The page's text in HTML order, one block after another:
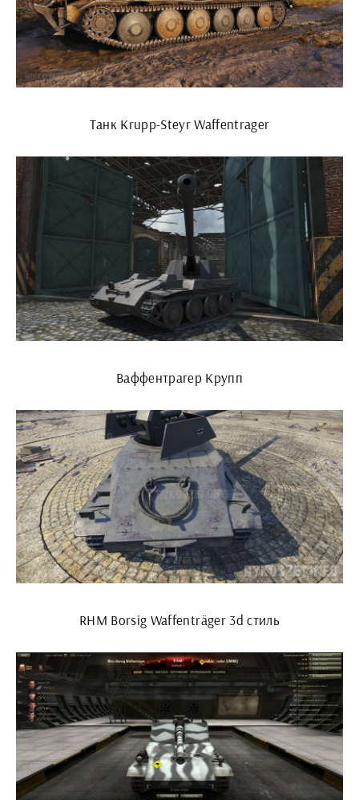
Танк Krupp-Steyr Waffentrager
Ваффентрагер Крупп
RHM Borsig Waffenträger 3d стиль